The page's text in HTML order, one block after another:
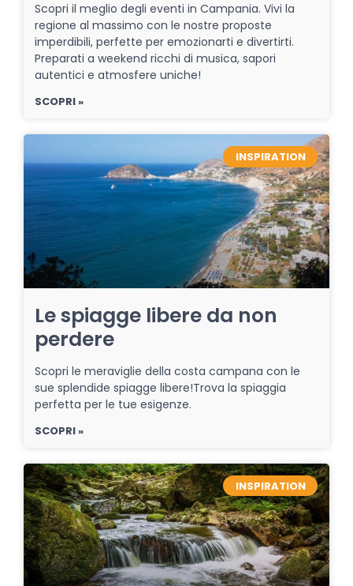
Scopri il meglio degli eventi in Campania. Vivi la
regione al massimo con le nostre proposte
imperdibili, perfette per emozionarti e divertirti.
Preparati a weekend ricchi di musica, sapori
autentici e atmosfere uniche!
SCOPRI »
INSPIRATION
Le spiagge libere da non
perdere
Scopri le meraviglie della costa campana con le
sue splendide spiagge libere!Trova la spiaggia
perfetta per le tue esigenze.
SCOPRI »
INSPIRATION